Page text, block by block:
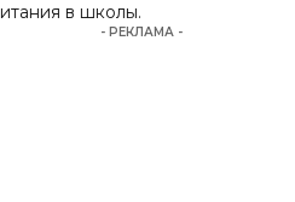
в школы.
- РЕКЛАМА -